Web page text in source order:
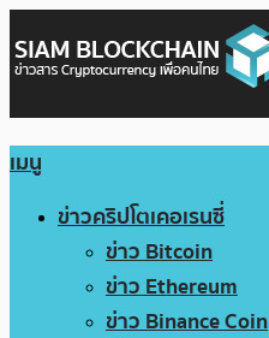
เมนู
ข่าวคริปโตเคอเรนซี่
ข่าว Bitcoin
ข่าว Ethereum
ข่าว Binance Coin